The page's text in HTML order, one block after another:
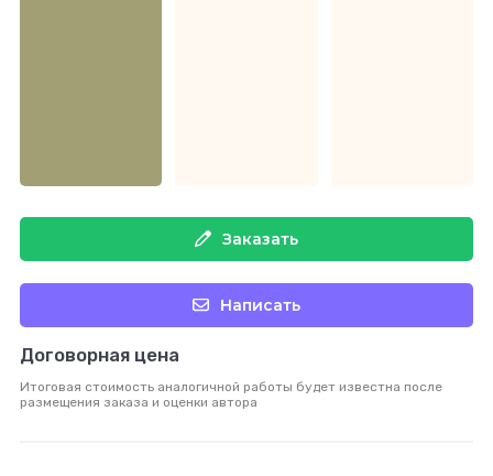
Заказать
Написать
Договорная цена
Итоговая стоимость аналогичной работы будет известна после
размещения заказа и оценки автора